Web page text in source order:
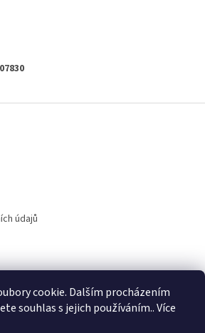
cookie. Dalším procházením
souhlas s jejich používáním.. Více
údajů